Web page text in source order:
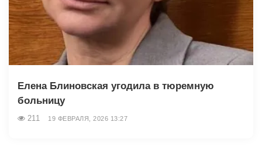
Елена Блиновская угодила в тюремную
больницу
211 19 ФЕВРАЛЯ, 2026 13:27